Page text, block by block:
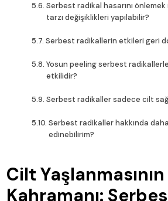
Serbest radikal hasarını
tarzı değişiklikleri yapılabilir?
Serbest radikallerin etkileri geri
Yosun peeling serbest
etkilidir?
Serbest radikaller sadece cilt
Serbest radikaller hakkında
edinebilirim?
Cilt
Kahramanı: